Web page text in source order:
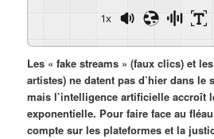
1x
Les « fake streams » (faux clics) et
artistes) ne datent pas d’hier dans le
mais l’intelligence artificielle accroît
exponentielle. Pour faire face au
compte sur les plateformes et la